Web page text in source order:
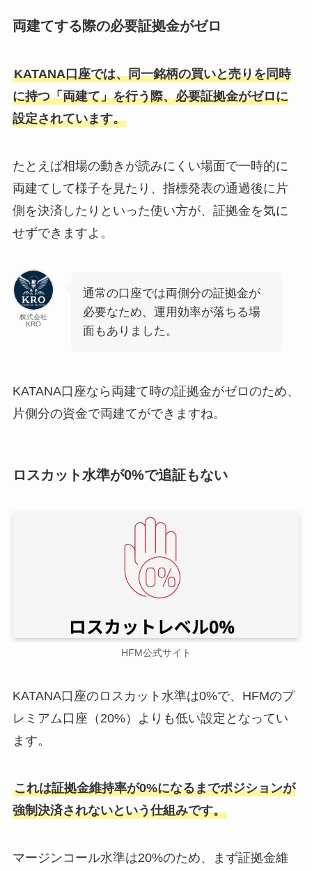
両建てする際の必要証拠金がゼロ
KATANA口座では、同一銘柄の買いと売りを同時
に持つ「両建て」を行う際、必要証拠金がゼロに
設定されています。
たとえば相場の動きが読みにくい場面で一時的に
両建てして様子を見たり、指標発表の通過後に片
側を決済したりといった使い方が、証拠金を気に
せずできますよ。
株式会社
KRO
通常の口座では両側分の証拠金が
必要なため、運用効率が落ちる場
面もありました。
KATANA口座なら両建て時の証拠金がゼロのため、
片側分の資金で両建てができますね。
ロスカット水準が0%で追証もない
HFM公式サイト
KATANA口座のロスカット水準は0%で、HFMのプ
レミアム口座（20%）よりも低い設定となってい
ます。
これは証拠金維持率が0%になるまでポジションが
強制決済されないという仕組みです。
マージンコール水準は20%のため、まず証拠金維